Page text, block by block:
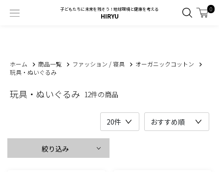
子どもたちに未来を残そう！地球環境と健康を考える
HIRYU
0
ホーム 商品一覧 ファッション / 寝具
オーガニックコットン
玩具・ぬいぐるみ
玩具・ぬいぐるみ 12件の商品
絞り込み